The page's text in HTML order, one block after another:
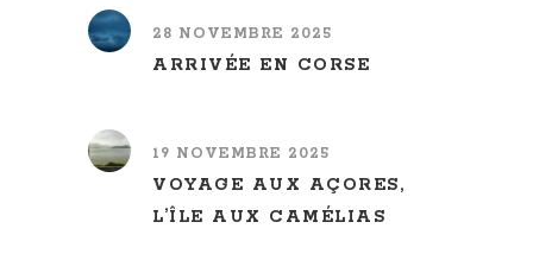
28 NOVEMBRE 2025
ARRIVÉE EN CORSE
19 NOVEMBRE 2025
VOYAGE AUX AÇORES,
L’ÎLE AUX CAMÉLIAS